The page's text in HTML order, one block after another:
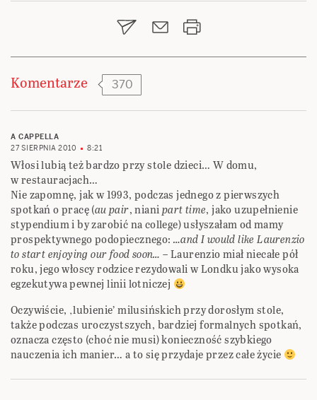
wpisu
Komentarze 370
A CAPPELLA
27 SIERPNIA 2010
8:21
Włosi lubią też bardzo przy stole dzieci… W domu,
w restauracjach…
Nie zapomnę, jak w 1993, podczas jednego z pierwszych
spotkań o pracę (au pair, nianipart time, jako uzupełnienie
stypendium i by zarobić na college) usłyszałam od mamy
prospektywnego podopiecznego: …and I would like Laurenzio
to start enjoying our food soon…– Laurenzio miał niecałe pół
roku, jego włoscy rodzice rezydowali w Londku jako wysoka
egzekutywa pewnej linii lotniczej
Oczywiście, ‚lubienie’ milusińskich przy dorosłym stole,
także podczas uroczystszych, bardziej formalnych spotkań,
oznacza często (choć nie musi) konieczność szybkiego
nauczenia ich manier… a to się przydaje przez całe życie